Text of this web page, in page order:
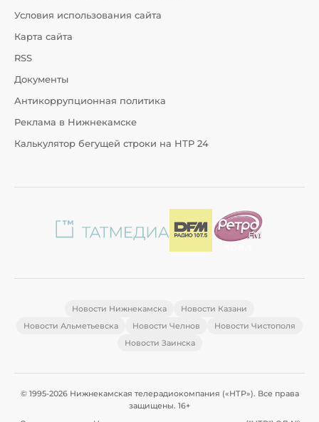
Условия использования сайта
Карта сайта
RSS
Документы
Антикоррупционная политика
Реклама в Нижнекамске
Калькулятор бегущей строки на НТР 24
Новости Нижнекамска
Новости Казани
Новости Альметьевска
Новости Челнов
Новости Чистополя
Новости Заинска
© 1995-2026 Нижнекамская телерадиокомпания («НТР»). Все права
защищены. 16+